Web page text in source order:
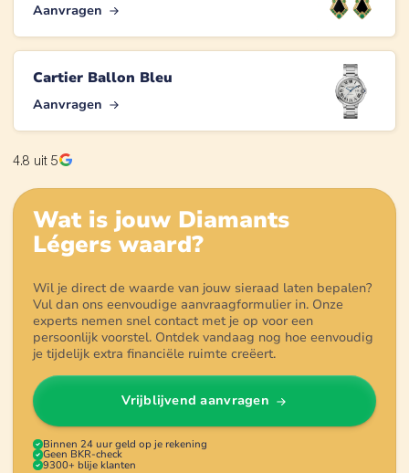
Aanvragen
Cartier Ballon Bleu
Aanvragen
4.8 uit 5
Wat is jouw Diamants
Légers waard?
Wil je direct de waarde van jouw sieraad laten bepalen?
Vul dan ons eenvoudige aanvraagformulier in. Onze
experts nemen snel contact met je op voor een
persoonlijk voorstel. Ontdek vandaag nog hoe eenvoudig
je tijdelijk extra financiële ruimte creëert.
Vrijblijvend aanvragen
Binnen 24 uur geld op je rekening
Geen BKR-check
9300+ blije klanten